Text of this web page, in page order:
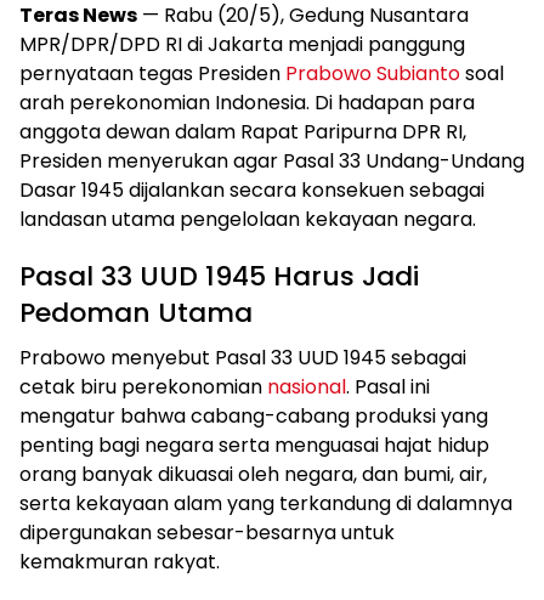
Teras News — Rabu (20/5), Gedung Nusantara
MPR/DPR/DPD RI di Jakarta menjadi panggung
pernyataan tegas Presiden Prabowo Subiantosoal
arah perekonomian Indonesia. Di hadapan para
anggota dewan dalam Rapat Paripurna DPR RI,
Presiden menyerukan agar Pasal 33 Undang-Undang
Dasar 1945 dijalankan secara konsekuen sebagai
landasan utama pengelolaan kekayaan negara.
Pasal 33 UUD 1945 Harus Jadi
Pedoman Utama
Prabowo menyebut Pasal 33 UUD 1945 sebagai
cetak biru perekonomian nasional. Pasal ini
mengatur bahwa cabang-cabang produksi yang
penting bagi negara serta menguasai hajat hidup
orang banyak dikuasai oleh negara, dan bumi, air,
serta kekayaan alam yang terkandung di dalamnya
dipergunakan sebesar-besarnya untuk
kemakmuran rakyat.